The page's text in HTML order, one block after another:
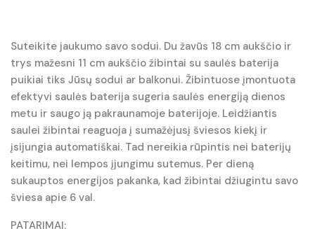
Suteikite jaukumo savo sodui. Du žavūs 18 cm aukščio ir
trys mažesni 11 cm aukščio žibintai su saulės baterija
puikiai tiks Jūsų sodui ar balkonui. Žibintuose įmontuota
efektyvi saulės baterija sugeria saulės energiją dienos
metu ir saugo ją pakraunamoje baterijoje. Leidžiantis
saulei žibintai reaguoja į sumažėjusį šviesos kiekį ir
įsijungia automatiškai. Tad nereikia rūpintis nei baterijų
keitimu, nei lempos įjungimu sutemus. Per dieną
sukauptos energijos pakanka, kad žibintai džiugintu savo
šviesa apie 6 val.
PATARIMAI: